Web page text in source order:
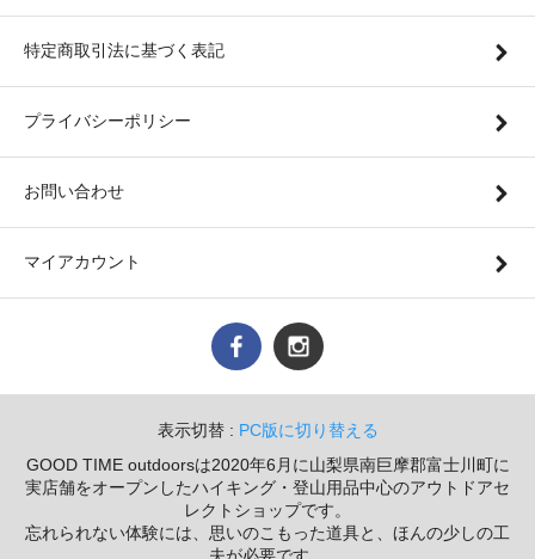
特定商取引法に基づく表記
プライバシーポリシー
お問い合わせ
マイアカウント
表示切替 : PC版に切り替える
GOOD TIME outdoorsは2020年6月に山梨県南巨摩郡富士川町に
実店舗をオープンしたハイキング・登山用品中心のアウトドアセ
レクトショップです。
忘れられない体験には、思いのこもった道具と、ほんの少しの工